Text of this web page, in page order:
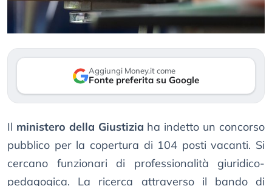
Aggiungi Money.it come
Fonte preferita su Google
Il ministero della Giustizia ha indetto un concorso
pubblico per la copertura di 104 posti vacanti. Si
cercano funzionari di professionalità giuridico-
pedagogica. La ricerca attraverso il bando di